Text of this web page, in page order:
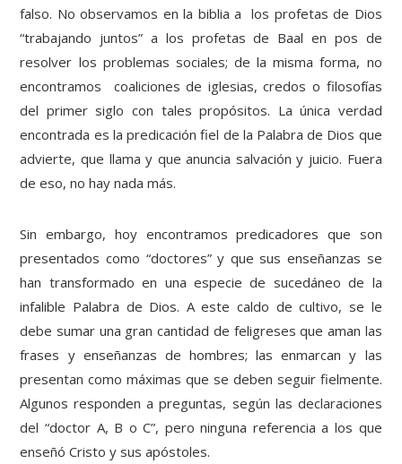
falso. No observamos en la biblia a los profetas de Dios
“trabajando juntos” a los profetas de Baal en pos de
resolver los problemas sociales; de la misma forma, no
encontramos coaliciones de iglesias, credos o filosofías
del primer siglo con tales propósitos. La única verdad
encontrada es la predicación fiel de la Palabra de Dios que
advierte, que llama y que anuncia salvación y juicio. Fuera
de eso, no hay nada más.
Sin embargo, hoy encontramos predicadores que son
presentados como “doctores” y que sus enseñanzas se
han transformado en una especie de sucedáneo de la
infalible Palabra de Dios. A este caldo de cultivo, se le
debe sumar una gran cantidad de feligreses que aman las
frases y enseñanzas de hombres; las enmarcan y las
presentan como máximas que se deben seguir fielmente.
Algunos responden a preguntas, según las declaraciones
del “doctor A, B o C”, pero ninguna referencia a los que
enseñó Cristo y sus apóstoles.